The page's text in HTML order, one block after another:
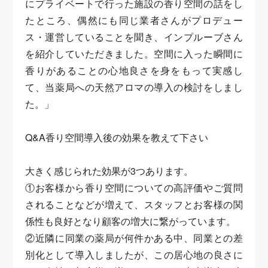
にプライベートで行った施設の香り空間の話をし
たところ、偶然にも同じ業者さんがプロデュー
ス・運営していることを聞き、インプルーブさん
を紹介していただきました。空間に入った瞬間に
香りがあることの心地良さを身をもって実感し
て、当薬局への天然アロマの導入の検討をしまし
た。」
Q&A香り空間導入後の効果を教えて下さい
大きく感じられた効果が3つあります。
①お客様から香り空間についての高評価やご質問
されることなどが増えて、スタッフとお客様の関
係性も良好となり顧客の増大に繋がっています。
②近隣に同業の薬局が何件かある中、同業との差
別化として導入しましたが、この居心地の良さに